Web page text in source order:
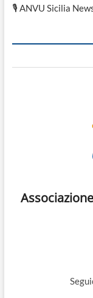
🎙 ANVU Sicilia